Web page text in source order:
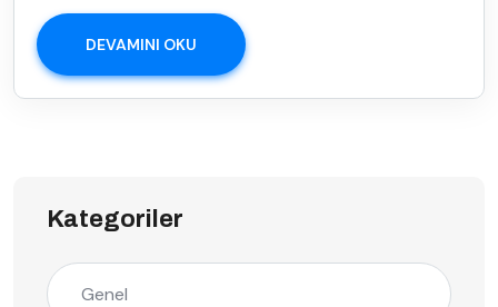
DEVAMINI OKU
Kategoriler
Genel